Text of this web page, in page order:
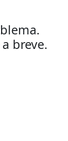
breve.